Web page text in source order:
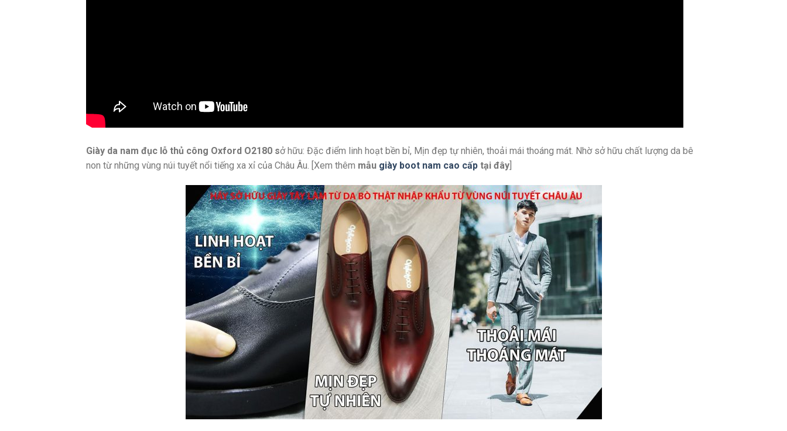
Giày da nam đục lỗ thủ công Oxford O2180 sở hữu: Đặc điểm linh hoạt bền bỉ, Mịn đẹp tự nhiên, thoải mái thoáng mát. Nhờ sở hữu chất lượng da bê
non từ những vùng núi tuyết nổi tiếng xa xỉ của Châu Âu. [Xem thêm mẫu giày boot nam cao cấp tại đây